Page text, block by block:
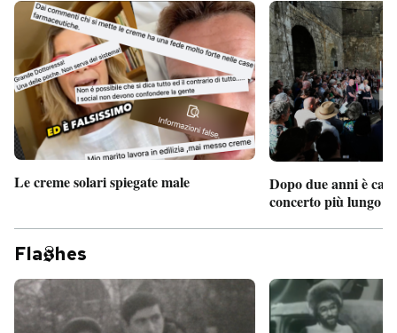
Le creme solari spiegate male
Dopo due anni è
concerto più lungo
Fla hes